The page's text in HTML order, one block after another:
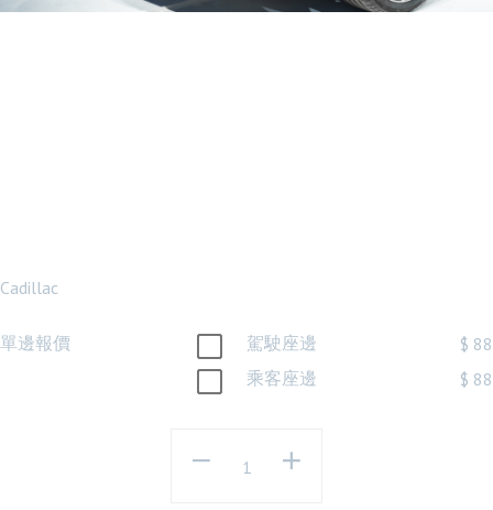
Cadillac
單邊報價 駕駛座邊
$ 88
乘客座邊
$ 88